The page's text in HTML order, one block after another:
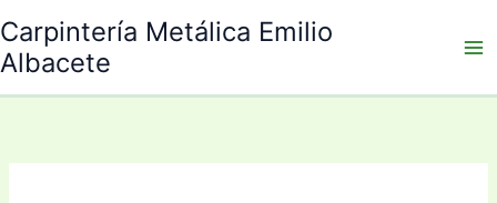
al
contenido
Carpintería Metálica Emilio
Albacete
por: